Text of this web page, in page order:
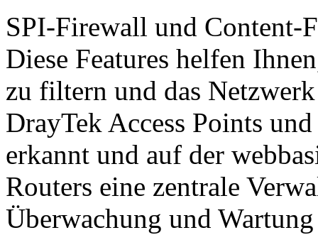
SPI-Firewall und Content-
Diese Features helfen
zu filtern und das
DrayTek Access Points
erkannt und auf der
Routers eine zentrale
Überwachung und